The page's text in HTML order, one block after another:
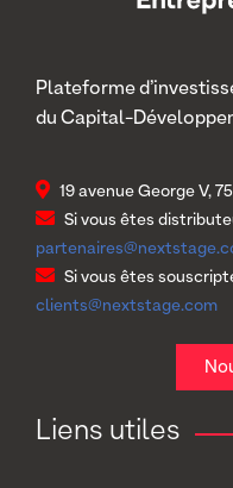
Plateforme
du Capital-
19 avenue George V,
Si vous êtes
Si vous êtes
clients@nextstage.com
Liens utiles